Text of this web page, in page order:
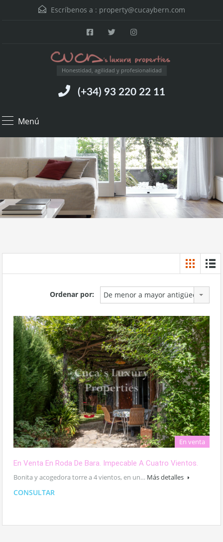
Escríbenos a : property@cucaybern.com
Honestidad, agilidad y profesionalidad
(+34) 93 220 22 11
Menú
Ordenar por: De menor a mayor antigüedad
En venta
En Venta En Roda De Bara. Impecable A Cuatro Vientos.
Bonita y acogedora torre a 4 vientos, en un… Más detalles
CONSULTAR